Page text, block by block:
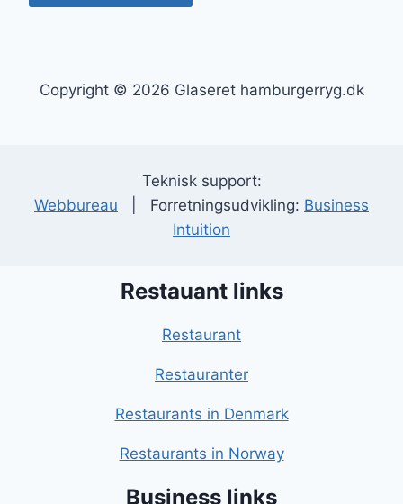
Copyright © 2026 Glaseret hamburgerryg.dk
Teknisk support:
Webbureau | Forretningsudvikling: Business
Intuition
Restauant links
Restaurant
Restauranter
Restaurants in Denmark
Restaurants in Norway
Business links